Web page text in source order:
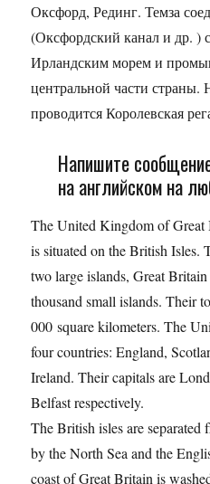
Оксфорд, Рединг. Темза
(Оксфордский канал и др. )
Ирландским морем и
центральной части страны.
проводится Королевская
Напишите
на английском на
The United Kingdom of
is situated on the British Isles.
two large islands, Great
thousand small islands. Their
000 square kilometers. The
four countries: England,
Ireland. Their capitals are
Belfast respectively.
The British isles are
by the North Sea and the
coast of Great Britain is